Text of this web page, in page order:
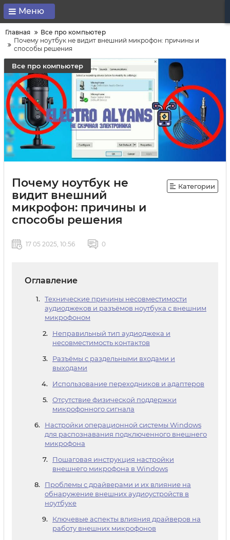
Меню
Главная
Все про компьютер
Почему ноутбук не видит внешний микрофон: причины и
способы решения
Все про компьютер
Почему ноутбук не
видит внешний
микрофон: причины и
способы решения
Категории
17 05 2025, 10:56 0
Оглавление
Технические причины несовместимости
аудиоджеков и разъёмов ноутбука с внешним
микрофоном
Неправильный тип аудиоджека и
несовместимость контактов
Разъёмы с раздельными входами и
выходами
Использование переходников и адаптеров
Отсутствие физической поддержки
микрофонного сигнала
Настройки операционной системы Windows
для распознавания подключенного внешнего
микрофона
Пошаговая инструкция настройки
внешнего микрофона в Windows
Проблемы с драйверами и их влияние на
обнаружение внешних аудиоустройств в
ноутбуке
Ключевые аспекты влияния драйверов на
работу внешних микрофонов